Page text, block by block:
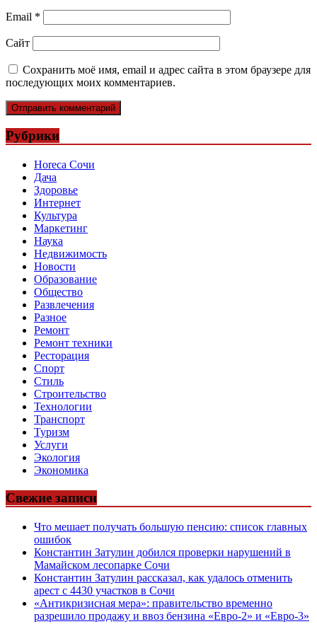
Email *
Сайт
Сохранить моё имя, email и адрес сайта в этом браузере для
последующих моих комментариев.
Рубрики
Horeca Сочи
Дача
Здоровье
Интернет
Культура
Маркетинг
Наука
Недвижимость
Новости
Образование
Общество
Развлечения
Разное
Ремонт
Ремонт техники
Ресторация
Спорт
Стиль
Строительство
Технологии
Транспорт
Туризм
Услуги
Экология
Экономика
Свежие записи
Что мешает получать большую пенсию: список главных
ошибок
Константин Затулин добился проверки нарушений в
Мамайском лесопарке Сочи
Константин Затулин рассказал, как удалось отменить
арест с 4430 участков в Сочи
«Антикризисная мера»: правительство временно
разрешило продажу и ввоз бензина «Евро-2» и «Евро-3»